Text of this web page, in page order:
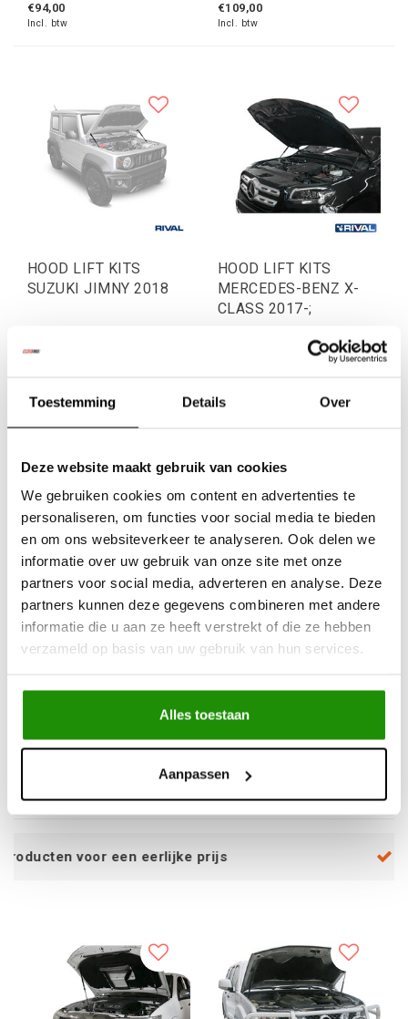
Toestemming Details Over
Deze website maakt gebruik van cookies
We gebruiken cookies om content en advertenties te
personaliseren, om functies voor social media te bieden
en om ons websiteverkeer te analyseren. Ook delen we
informatie over uw gebruik van onze site met onze
partners voor social media, adverteren en analyse. Deze
partners kunnen deze gegevens combineren met andere
informatie die u aan ze heeft verstrekt of die ze hebben
verzameld op basis van uw gebruik van hun services.
Alles toestaan
Aanpassen
€94,00
Incl. btw
€109,00
Incl. btw
HOOD LIFT KITS
SUZUKI JIMNY 2018
€77,69
€94,00
Incl. btw
HOOD LIFT KITS
MERCEDES-BENZ X-
CLASS 2017-;
€94,00
Incl. btw
HOOD LIFT KITS ISUZU
€72,73
Incl. btw
GAS STRUTS TOYOTA
2024
€77,69
€94,00
Incl. btw
prijs Service na verkoop